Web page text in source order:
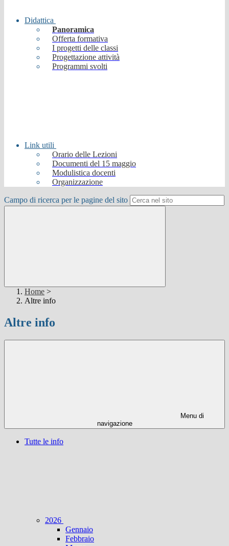
Didattica
Panoramica
Offerta formativa
I progetti delle classi
Progettazione attività
Programmi svolti
Link utili
Orario delle Lezioni
Documenti del 15 maggio
Modulistica docenti
Organizzazione
Campo di ricerca per le pagine del sito
Home >
Altre info
Altre info
Menu di
navigazione
Tutte le info
2026
Gennaio
Febbraio